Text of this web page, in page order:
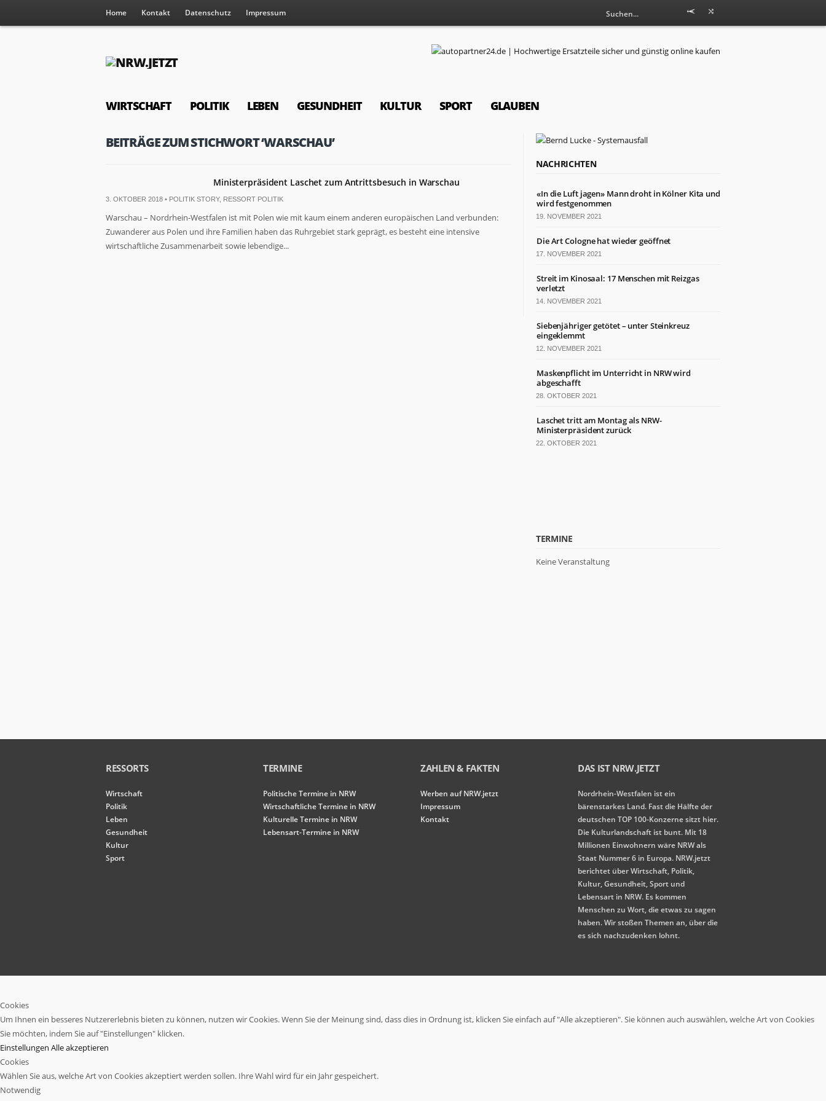
Home Kontakt Datenschutz Impressum
WIRTSCHAFT POLITIK LEBEN GESUNDHEIT KULTUR SPORT GLAUBEN
BEITRÄGE ZUM STICHWORT ‘WARSCHAU’
Ministerpräsident Laschet zum Antrittsbesuch in Warschau
3. OKTOBER 2018 • POLITIK STORY, RESSORT POLITIK
Warschau – Nordrhein-Westfalen ist mit Polen wie mit kaum einem anderen europäischen Land verbunden:
Zuwanderer aus Polen und ihre Familien haben das Ruhrgebiet stark geprägt, es besteht eine intensive
wirtschaftliche Zusammenarbeit sowie lebendige...
NACHRICHTEN
«In die Luft jagen» Mann droht in Kölner Kita und
wird festgenommen
19. NOVEMBER 2021
Die Art Cologne hat wieder geöffnet
17. NOVEMBER 2021
Streit im Kinosaal: 17 Menschen mit Reizgas
verletzt
14. NOVEMBER 2021
Siebenjähriger getötet – unter Steinkreuz
eingeklemmt
12. NOVEMBER 2021
Maskenpflicht im Unterricht in NRW wird
abgeschafft
28. OKTOBER 2021
Laschet tritt am Montag als NRW-
Ministerpräsident zurück
22. OKTOBER 2021
TERMINE
Keine Veranstaltung
RESSORTS
Wirtschaft
Politik
Leben
Gesundheit
Kultur
Sport
TERMINE
Politische Termine in NRW
Wirtschaftliche Termine in NRW
Kulturelle Termine in NRW
Lebensart-Termine in NRW
ZAHLEN & FAKTEN
Werben auf NRW.jetzt
Impressum
Kontakt
DAS IST NRW.JETZT
Nordrhein-Westfalen ist ein
bärenstarkes Land. Fast die Hälfte der
deutschen TOP 100-Konzerne sitzt hier.
Die Kulturlandschaft ist bunt. Mit 18
Millionen Einwohnern wäre NRW als
Staat Nummer 6 in Europa. NRW.jetzt
berichtet über Wirtschaft, Politik,
Kultur, Gesundheit, Sport und
Lebensart in NRW. Es kommen
Menschen zu Wort, die etwas zu sagen
haben. Wir stoßen Themen an, über die
es sich nachzudenken lohnt.
Cookies
Um Ihnen ein besseres Nutzererlebnis bieten zu können, nutzen wir Cookies. Wenn Sie der Meinung sind, dass dies in Ordnung ist, klicken Sie einfach auf "Alle akzeptieren". Sie können auch auswählen, welche Art von Cookies
Sie möchten, indem Sie auf "Einstellungen" klicken.
Einstellungen Alle akzeptieren
Cookies
Wählen Sie aus, welche Art von Cookies akzeptiert werden sollen. Ihre Wahl wird für ein Jahr gespeichert.
Notwendig